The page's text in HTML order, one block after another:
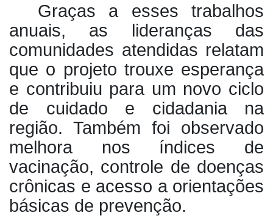
Graças a esses trabalhos
anuais, as lideranças das
comunidades atendidas relatam
que o projeto trouxe esperança
e contribuiu para um novo ciclo
de cuidado e cidadania na
região. Também foi observado
melhora nos índices de
vacinação, controle de doenças
crônicas e acesso a orientações
básicas de prevenção.